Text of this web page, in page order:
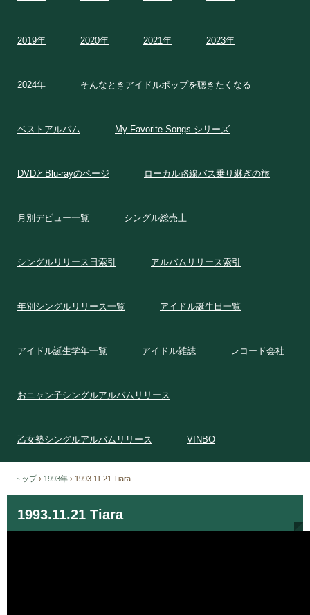
2019年 2020年 2021年 2023年
2024年 そんなときアイドルポップを聴きたくなる
ベストアルバム My Favorite Songs シリーズ
DVDとBlu-rayのページ ローカル路線バス乗り継ぎの旅
月別デビュー一覧 シングル総売上
シングルリリース日索引 アルバムリリース索引
年別シングルリリース一覧 アイドル誕生日一覧
アイドル誕生学年一覧 アイドル雑誌 レコード会社
おニャン子シングルアルバムリリース
乙女塾シングルアルバムリリース VINBO
トップ › 1993年 › 1993.11.21 Tiara
1993.11.21 Tiara